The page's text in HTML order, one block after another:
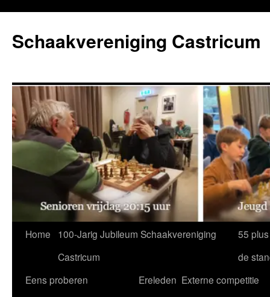
de
inhoud
Schaakvereniging Castricum
Home
100-Jarig Jubileum Schaakvereniging
Castricum
55
de
Eens proberen
Ereleden Externe competitie